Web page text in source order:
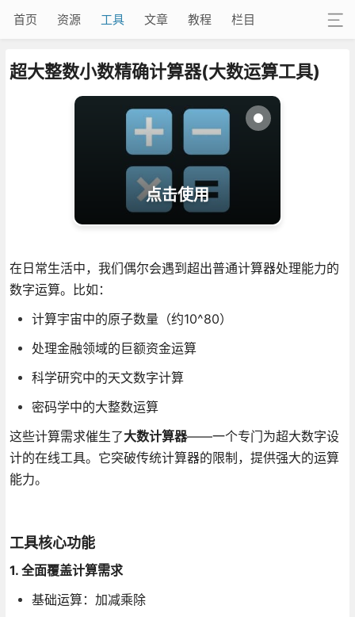
首页 资源 工具 文章 教程 栏目
超大整数小数精确计算器(大数运算工具)
点击使用
在日常生活中，我们偶尔会遇到超出普通计算器处理能力的
数字运算。比如：
计算宇宙中的原子数量（约10^80）
处理金融领域的巨额资金运算
科学研究中的天文数字计算
密码学中的大整数运算
这些计算需求催生了大数计算器——一个专门为超大数字设
计的在线工具。它突破传统计算器的限制，提供强大的运算
能力。
工具核心功能
1. 全面覆盖计算需求
基础运算：加减乘除